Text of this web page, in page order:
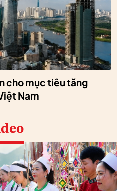
cho mục tiêu tăng
Nam